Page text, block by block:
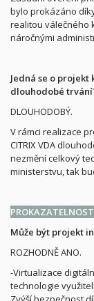
bylo prokázáno
realitou válečného
náročnými
Jedná se o
dlouhodobé
DLOUHODOBÝ.
V rámci realizace
CITRIX VDA
nezmění celkový
ministerstvu, tak
PROKAZATELNOST
Může být projekt
ROZHODNĚ ANO.
-Virtualizace
technologie